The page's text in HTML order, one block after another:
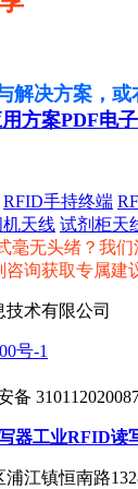
解决方案，或
方案PDF电
RFID手持终端
机天线 试剂柜天
毫无头绪？我们
询获取专属建
术有限公司
号-1
备
器工业RFID读
江镇恒南路